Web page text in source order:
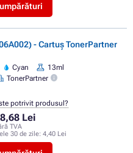
- Cartuș TonerPartner
Cyan
13ml
TonerPartner
8,68 Lei
TVA
30 de zile: 4,40 Lei
potrivit produsul?